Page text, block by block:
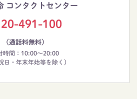
コンタクトセンター
491-100
（通話料無料）
時間：10:00～20:00
日・年末年始等を除く)